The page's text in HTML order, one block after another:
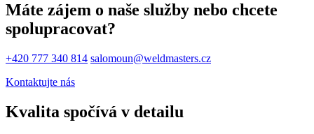
Máte zájem o naše služby nebo chcete
spolupracovat?
+420 777 340 814 salomoun@weldmasters.cz
Kontaktujte nás
Kvalita spočívá v detailu